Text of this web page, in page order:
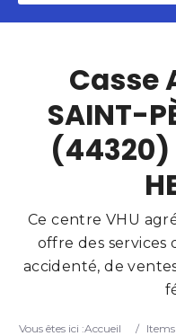
Casse
SAINT-
(44320)
Ce centre VHU
offre des
accidenté, de
Vous êtes ici :Accueil / Items